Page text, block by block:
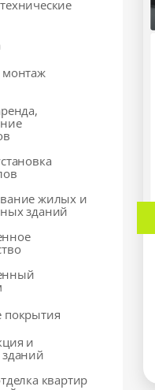
жилых и
зданий
покрытия
и
квартир